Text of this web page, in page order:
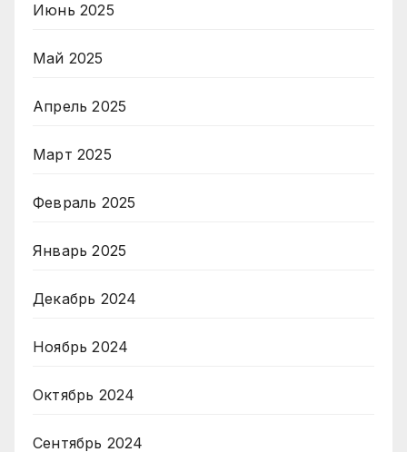
Июнь 2025
Май 2025
Апрель 2025
Март 2025
Февраль 2025
Январь 2025
Декабрь 2024
Ноябрь 2024
Октябрь 2024
Сентябрь 2024